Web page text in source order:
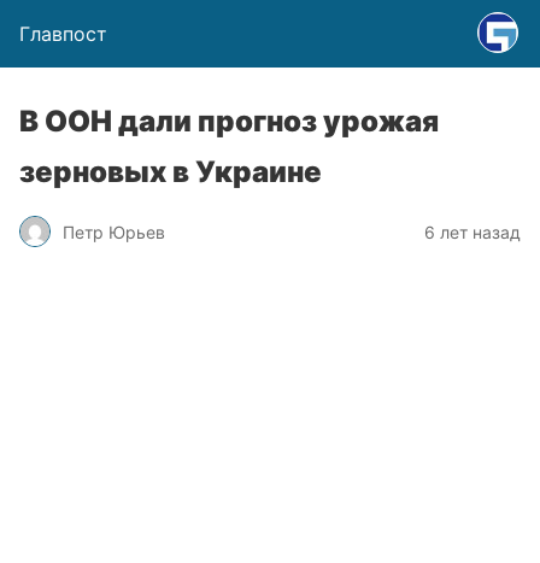
Главпост
В ООН дали прогноз урожая
зерновых в Украине
Петр Юрьев 6 лет назад